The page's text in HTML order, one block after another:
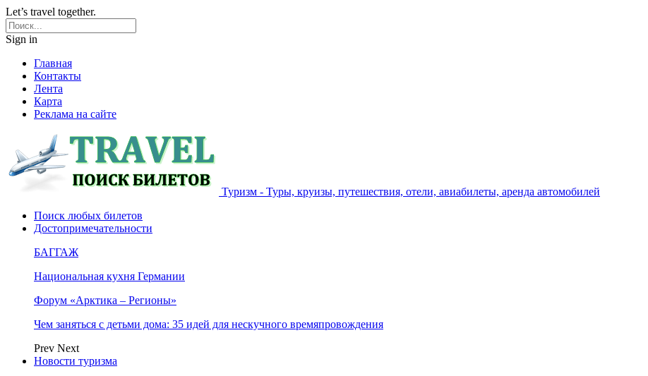
Let’s travel together.
Sign in
Главная
Контакты
Лента
Карта
Реклама на сайте
Туризм - Туры, круизы, путешествия, отели, авиабилеты, аренда автомобилей
Поиск любых билетов
Достопримечательности
БАГГАЖ
Национальная кухня Германии
Форум «Арктика – Регионы»
Чем заняться с детьми дома: 35 идей для нескучного времяпровождения
Prev Next
Новости туризма